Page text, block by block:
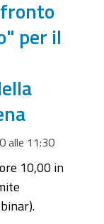
per il
alle 11:30
10,00 in